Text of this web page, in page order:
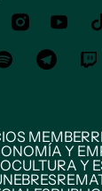
MEMBER
Y
CULTURA Y